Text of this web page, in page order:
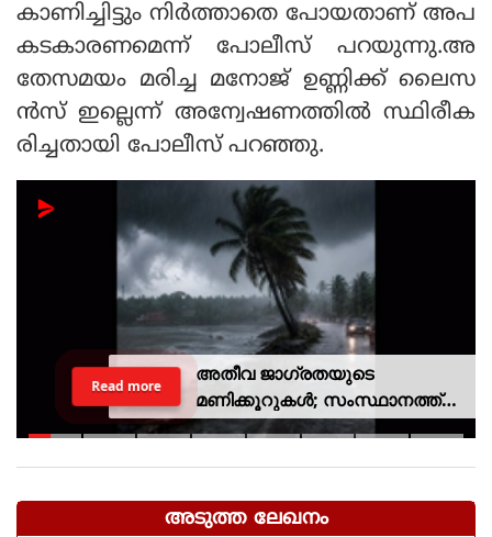
കാണിച്ചിട്ടും നിര്‍ത്താതെ പോയതാണ് അപ
കടകാരണമെന്ന് പോലീസ് പറയുന്നു.അ
തേസമയം മരിച്ച മനോജ് ഉണ്ണിക്ക് ലൈസ
ന്‍സ് ഇല്ലെന്ന് അന്വേഷണത്തില്‍ സ്ഥിരീക
രിച്ചതായി പോലീസ് പറഞ്ഞു.
അതീവ ജാഗ്രതയുടെ
മണിക്കൂറുകൾ; സംസ്ഥാനത്ത്
റെഡ് അലർട്ട്, ശക്തമായ
Read more
അടുത്ത ലേഖനം